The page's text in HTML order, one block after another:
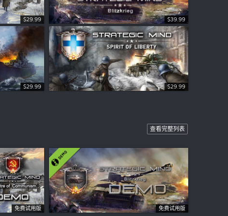
$29.99 $39.99
$29.99 $29.99
查看完整列表
免费试用版 免费试用版